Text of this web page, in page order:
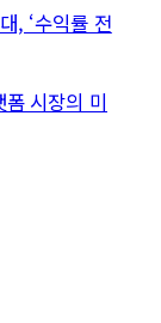
, ‘수익률 전
시장의 미